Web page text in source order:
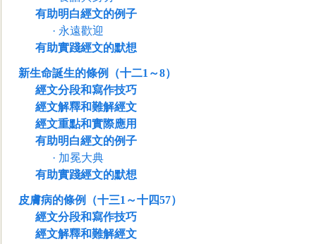
有助明白經文的例子
· 永遠歡迎
有助實踐經文的默想
新生命誕生的條例（十二1～8）
經文分段和寫作技巧
經文解釋和難解經文
經文重點和實際應用
有助明白經文的例子
· 加冕大典
有助實踐經文的默想
皮膚病的條例（十三1～十四57）
經文分段和寫作技巧
經文解釋和難解經文